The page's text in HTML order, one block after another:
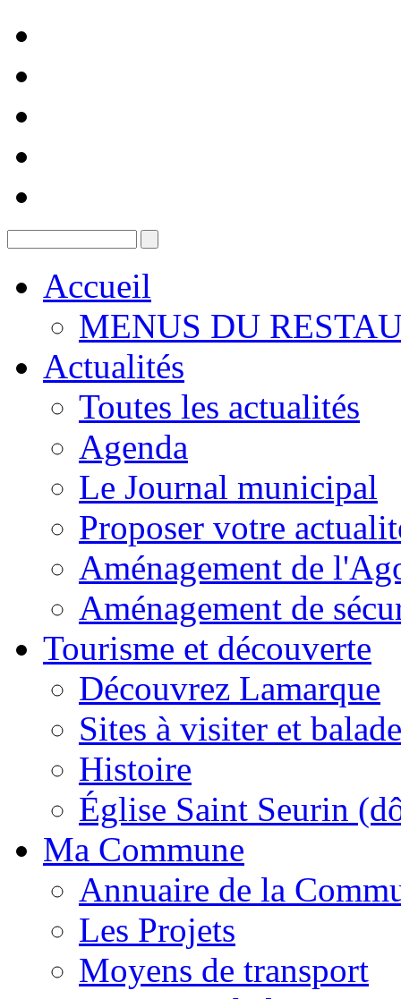
Accueil
MENUS DU
Actualités
Toutes les actualités
Agenda
Le Journal municipal
Proposer votre
Aménagement de
Aménagement de
Tourisme et découverte
Découvrez Lamarque
Sites à visiter et
Histoire
Église Saint Seurin
Ma Commune
Annuaire de la
Les Projets
Moyens de transport